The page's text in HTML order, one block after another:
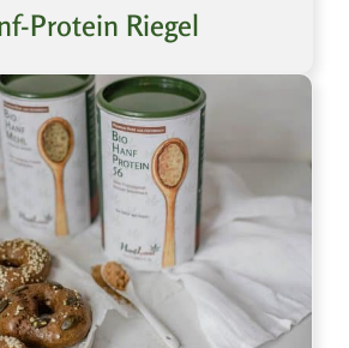
Protein Riegel